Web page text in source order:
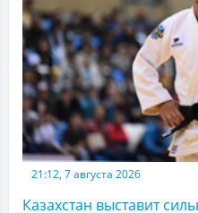
21:12, 7 августа 2026
Казахстан выставит